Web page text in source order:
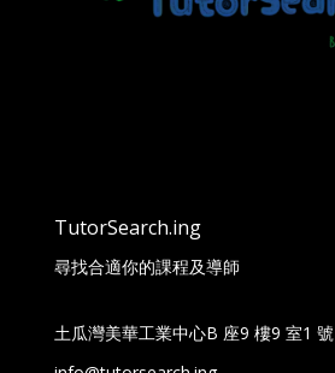
TutorSearch.ing
尋找合適你的課程及導師
土瓜灣美華工業中心B 座9 樓9 室1 號